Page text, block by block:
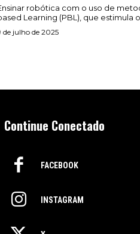
robótica com o uso de
Learning (PBL), que estimula
de julho de 2025
Continue Conectado
FACEBOOK
INSTAGRAM